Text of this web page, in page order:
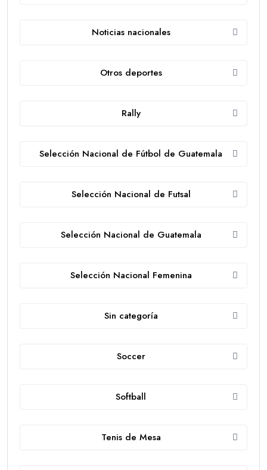
Noticias nacionales
Otros deportes
Rally
Selección Nacional de Fútbol de Guatemala
Selección Nacional de Futsal
Selección Nacional de Guatemala
Selección Nacional Femenina
Sin categoría
Soccer
Softball
Tenis de Mesa